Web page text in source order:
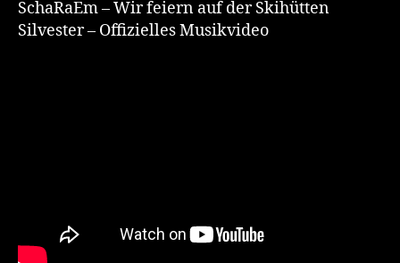
SchaRaEm – Wir feiern auf der Skihütten
Silvester – Offizielles Musikvideo